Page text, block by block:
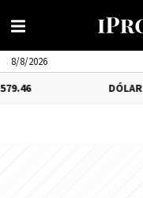
8/8/2026
$1,575.53